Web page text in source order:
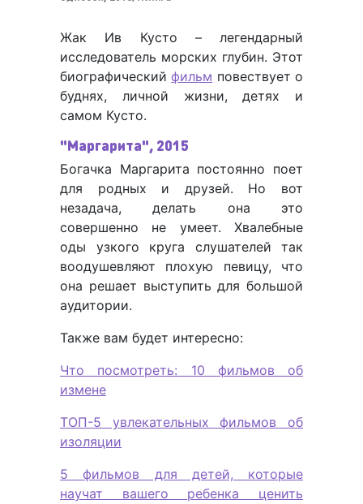
Жак Ив Кусто – легендарный
исследователь морских глубин. Этот
биографический фильм повествует о
буднях, личной жизни, детях и
самом Кусто.
"Маргарита", 2015
Богачка Маргарита постоянно поет
для родных и друзей. Но вот
незадача, делать она это
совершенно не умеет. Хвалебные
оды узкого круга слушателей так
воодушевляют плохую певицу, что
она решает выступить для большой
аудитории.
Также вам будет интересно:
Что посмотреть: 10 фильмов об
измене
ТОП-5 увлекательных фильмов об
изоляции
5 фильмов для детей, которые
научат вашего ребенка ценить